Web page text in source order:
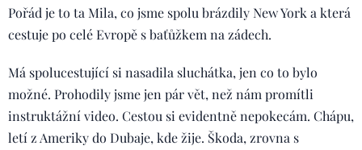
Pořád je to ta Mila, co jsme spolu brázdily New York a která
cestuje po celé Evropě s baťůžkem na zádech.
Má spolucestující si nasadila sluchátka, jen co to bylo
možné. Prohodily jsme jen pár vět, než nám promítli
instruktážní video. Cestou si evidentně nepokecám. Chápu,
letí z Ameriky do Dubaje, kde žije. Škoda, zrovna s